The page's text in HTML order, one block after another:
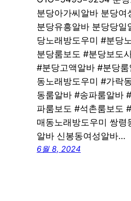
분당아가씨알바 분당
분당유흥알바 분당당
당노래방도우미 #분당
분당룸보도 #분당보도
#분당고액알바 #분당
동노래방도우미 #가락
동룸알바 #송파룸알바
파룸보도 #석촌룸보도
매동노래방도우미 쌍령
알바 신봉동여성알바…
6월 8, 2024